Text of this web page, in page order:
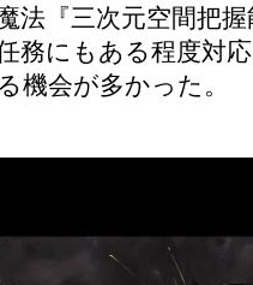
法『三次元空間把握
務にもある程度対
機会が多かった。